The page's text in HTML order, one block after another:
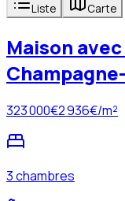
Liste Carte
Maison avec
323 000€2 936€/m²
3 chambres